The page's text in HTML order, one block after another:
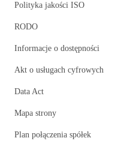
Polityka jakości ISO
RODO
Informacje o dostępności
Akt o usługach cyfrowych
Data Act
Mapa strony
Plan połączenia spółek